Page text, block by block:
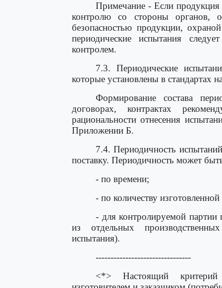
Примечание - Если продукция
контролю со стороны органов,
безопасностью продукции,
периодические испытания
контролем.
7.3. Периодические
которые установлены в стандартах
Формирование состава
договорах, контрактах
рациональности отнесения
Приложении Б.
7.4. Периодичность
поставку. Периодичность может
- по времени;
- по количеству
- для контролируемой
из отдельных
испытания).
--------------------------------
<*> Настоящий критерий